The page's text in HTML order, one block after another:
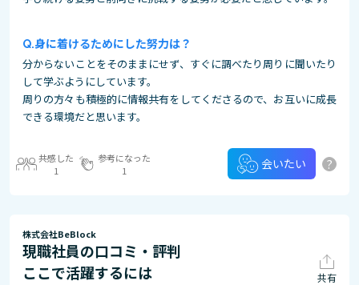
身に着けるためにした努力は？
分からないことをそのままにせず、すぐに調べたり周りに聞いたり
して学ぶようにしています。
周りの方々も積極的に情報共有をしてくださるので、お互いに成長
できる環境だと思います。
共感した
1
参考になった
1
会いたい ?
株式会社BeBlock
現職社員の口コミ・評判
ここで活躍するには
共有